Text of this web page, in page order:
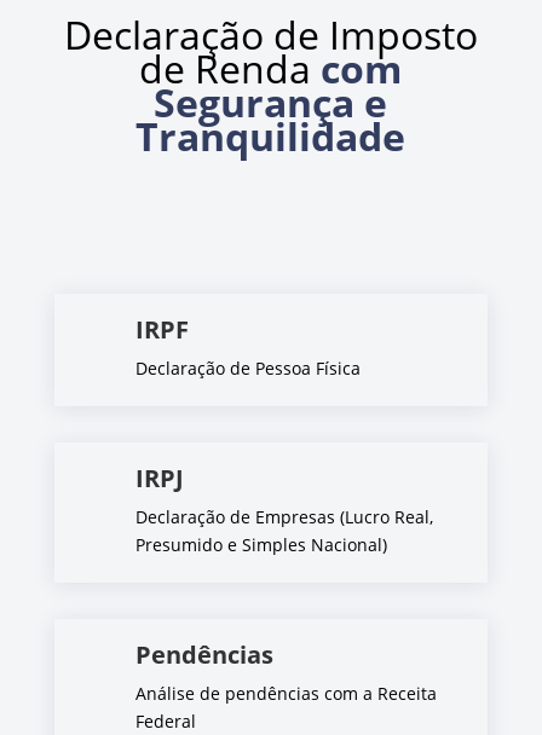
Declaração de Imposto
de Renda com
Segurança e
Tranquilidade
IRPF
Declaração de Pessoa Física
IRPJ
Declaração de Empresas (Lucro Real,
Presumido e Simples Nacional)
Pendências
Análise de pendências com a Receita
Federal